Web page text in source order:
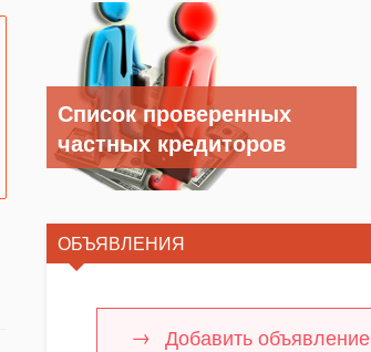
Список проверенных
частных кредиторов
ОБЪЯВЛЕНИЯ
Добавить объявление